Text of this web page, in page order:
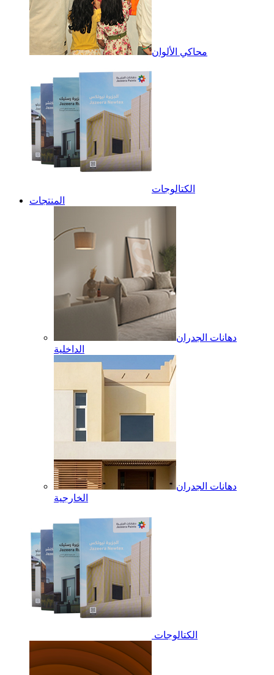
محاكي الألوان
الكتالوجات
المنتجات
دهانات الجدران
الداخلية
دهانات الجدران
الخارجية
الكتالوجات